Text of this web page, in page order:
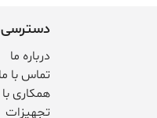
درباره ما
تماس با ما
همکاری با
تجهیزات